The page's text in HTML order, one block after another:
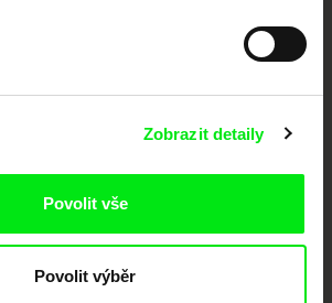
Zobrazit detaily
Povolit vše
Povolit výběr
DOK Leipzig
MFDF Ji.hlava Visions du Réel